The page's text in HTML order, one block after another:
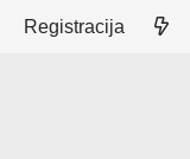
Registracija